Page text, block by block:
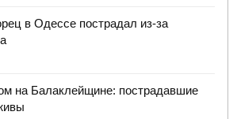
в Одессе пострадал из-за
на Балаклейщине: пострадавшие